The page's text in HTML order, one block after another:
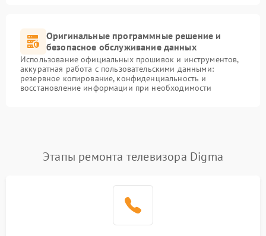
Оригинальные программные решение и
безопасное обслуживание данных
Использование официальных прошивок и инструментов,
аккуратная работа с пользовательскими данными:
резервное копирование, конфиденциальность и
восстановление информации при необходимости
Этапы ремонта телевизора Digma